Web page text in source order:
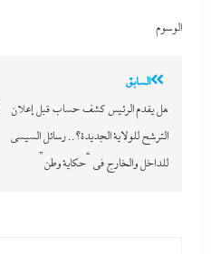
الوسوم
تصفّح
المقالات
السابق
هل يقدم الرئيس كشف حساب قبل إعلان
الترشح للولاية الجديدة؟.. رسائل السيسي
للداخل والخارج في “حكاية وطن”